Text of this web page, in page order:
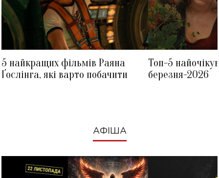
5 найкращих фільмів Раяна
Ґослінга, які варто побачити
Топ-5
березня-2026
АФІША